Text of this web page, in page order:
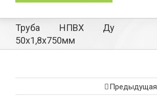
Труба НПВХ Ду
50х1,8х750мм
Предыдущая